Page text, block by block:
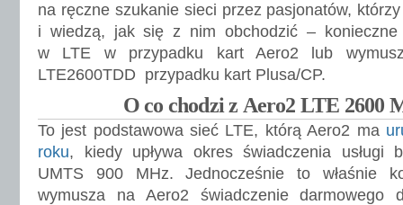
na ręczne szukanie sieci przez pasjonatów,
i wiedzą, jak się z nim obchodzić – konieczne
w LTE w przypadku kart Aero2 lub
LTE2600TDD przypadku kart Plusa/CP.
O co chodzi z Aero2 LTE 2600
To jest podstawowa sieć LTE, którą Aero2 ma
roku, kiedy upływa okres świadczenia usługi
UMTS 900 MHz. Jednocześnie to właśnie
wymusza na Aero2 świadczenie darmowego